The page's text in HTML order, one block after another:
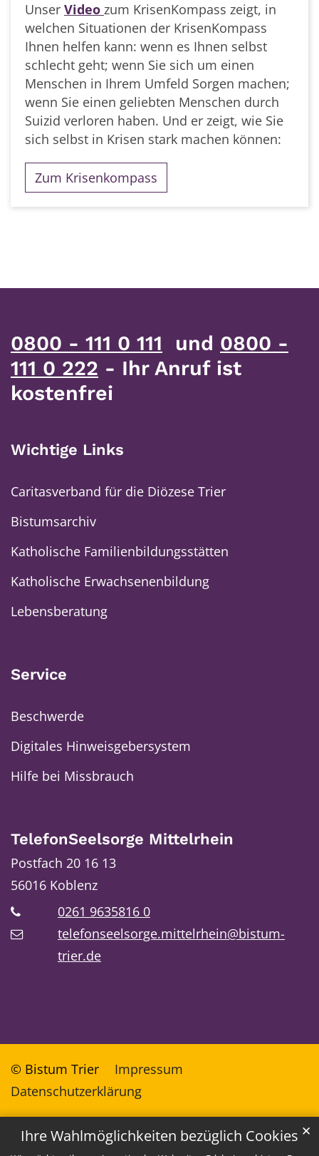
Ihre Wahlmöglichkeiten bezüglich Cookies ✕
Unser Video zum KrisenKompass zeigt, in
welchen Situationen der KrisenKompass
Ihnen helfen kann: wenn es Ihnen selbst
schlecht geht; wenn Sie sich um einen
Menschen in Ihrem Umfeld Sorgen machen;
wenn Sie einen geliebten Menschen durch
Suizid verloren haben. Und er zeigt, wie Sie
sich selbst in Krisen stark machen können:
Zum Krisenkompass
0800 - 111 0 111 und 0800 -
111 0 222 - Ihr Anruf ist
kostenfrei
Wichtige Links
Caritasverband für die Diözese Trier
Bistumsarchiv
Katholische Familienbildungsstätten
Katholische Erwachsenenbildung
Lebensberatung
Service
Beschwerde
Digitales Hinweisgebersystem
Hilfe bei Missbrauch
TelefonSeelsorge Mittelrhein
Postfach 20 16 13
56016 Koblenz
0261 9635816 0
telefonseelsorge.mittelrhein@bistum-
trier.de
© Bistum Trier
Impressum
Datenschutzerklärung